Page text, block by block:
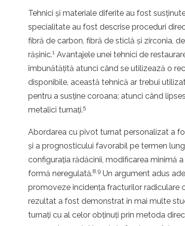
Tehnici și materiale diferite au fost
specialitate au fost descrise proceduri
fibră de carbon, fibră de sticlă și zirconia,
rășinic.1 Avantajele unei tehnici de
îmbunătățită atunci când se utilizează o
disponibile, această tehnică ar trebui
pentru a susține coroana; atunci când
metalici turnați.5
Abordarea cu pivot turnat personalizat a
și a prognosticului favorabil pe termen
configurația rădăcinii, modificarea minimă
formă neregulată.8,9 Un argument adus
promoveze incidența fracturilor radiculare
rezultat a fost demonstrat în mai multe
turnați cu al celor obținuți prin metoda